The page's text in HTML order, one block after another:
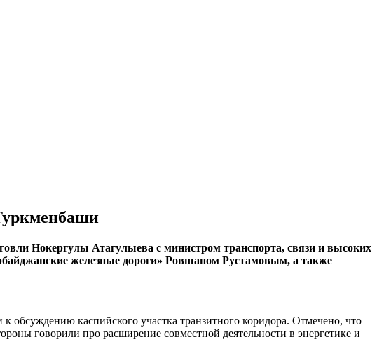
Нокергулы Атагулыева с министром транспорта, связи и высоких
железные дороги» Ровшаном Рустамовым, а также
каспийского участка транзитного коридора. Отмечено, что
говорили про расширение совместной деятельности в энергетике и